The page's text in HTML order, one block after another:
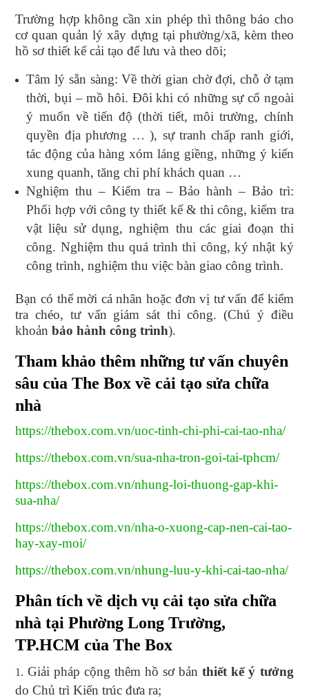
Trường hợp không cần xin phép thì thông báo cho
cơ quan quản lý xây dựng tại phường/xã, kèm theo
hồ sơ thiết kế cải tạo để lưu và theo dõi;
Tâm lý sẵn sàng: Về thời gian chờ đợi, chỗ ở tạm
thời, bụi – mồ hôi. Đôi khi có những sự cố ngoài
ý muốn về tiến độ (thời tiết, môi trường, chính
quyền địa phương … ), sự tranh chấp ranh giới,
tác động của hàng xóm láng giềng, những ý kiến
xung quanh, tăng chi phí khách quan …
Nghiệm thu – Kiểm tra – Bảo hành – Bảo trì:
Phối hợp với công ty thiết kế & thi công, kiểm tra
vật liệu sử dụng, nghiệm thu các giai đoạn thi
công. Nghiệm thu quá trình thi công, ký nhật ký
công trình, nghiệm thu việc bàn giao công trình.
Bạn có thể mời cá nhân hoặc đơn vị tư vấn để kiểm
tra chéo, tư vấn giám sát thi công. (Chú ý điều
khoảnbảo hành công trình).
Tham khảo thêm những tư vấn chuyên
sâu của The Box về cải tạo sửa chữa
nhà
https://thebox.com.vn/uoc-tinh-chi-phi-cai-tao-nha/
https://thebox.com.vn/sua-nha-tron-goi-tai-tphcm/
https://thebox.com.vn/nhung-loi-thuong-gap-khi-
sua-nha/
https://thebox.com.vn/nha-o-xuong-cap-nen-cai-tao-
hay-xay-moi/
https://thebox.com.vn/nhung-luu-y-khi-cai-tao-nha/
Phân tích về dịch vụ cải tạo sửa chữa
nhà tại Phường Long Trường,
TP.HCM của The Box
Giải pháp cộng thêm hồ sơ bảnthiết kế ý tưởng
do Chủ trì Kiến trúc đưa ra;